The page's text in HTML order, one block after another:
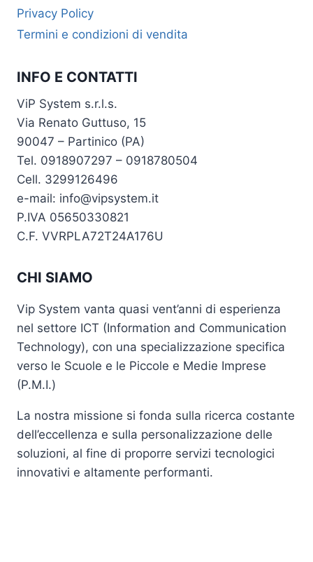
Privacy Policy
Termini e condizioni di vendita
INFO E CONTATTI
ViP System s.r.l.s.
Via Renato Guttuso, 15
90047 – Partinico (PA)
Tel. 0918907297 – 0918780504
Cell. 3299126496
e-mail: info@vipsystem.it
P.IVA 05650330821
C.F. VVRPLA72T24A176U
CHI SIAMO
Vip System vanta quasi vent’anni di esperienza
nel settore ICT (Information and Communication
Technology), con una specializzazione specifica
verso le Scuole e le Piccole e Medie Imprese
(P.M.I.)
La nostra missione si fonda sulla ricerca costante
dell’eccellenza e sulla personalizzazione delle
soluzioni, al fine di proporre servizi tecnologici
innovativi e altamente performanti.